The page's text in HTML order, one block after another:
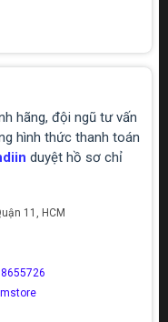
hãng, đội ngũ tư vấn
hình thức thanh toán
duyệt hồ sơ chỉ
11, HCM